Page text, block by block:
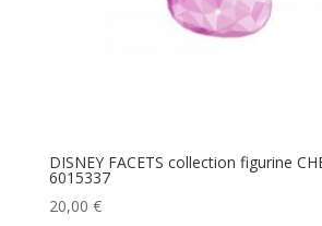
DISNEY FACETS collection figurine
6015337
20,00 €